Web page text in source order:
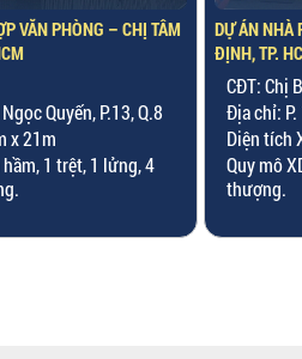
ĐẠI – CHỊ BÌNH – P. PHÚ
Tp. HCM
12m
lửng, 2 lầu và 1 sân
DỰ ÁN XÂY
HỘI TÂY, TP.
CĐT: Anh
Địa chỉ: P.
Diện tích
Quy mô